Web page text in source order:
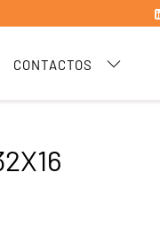
CONTACTOS